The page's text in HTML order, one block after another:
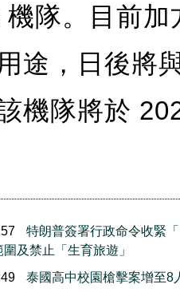
隊。目前
途，日後將
機隊將於
特朗普簽署行政命令收緊
及禁止「生育旅遊」
泰國高中校園槍擊案增至8